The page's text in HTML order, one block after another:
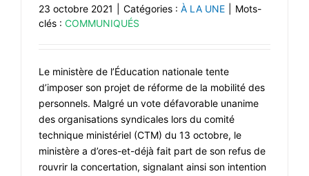
23 octobre 2021 Catégories : À LA UNE
Mots-
clés : COMMUNIQUÉS
Le ministère de l’Éducation nationale tente
d’imposer son projet de réforme de la mobilité des
personnels. Malgré un vote défavorable unanime
des organisations syndicales lors du comité
technique ministériel (CTM) du 13 octobre, le
ministère a d’ores-et-déjà fait part de son refus de
rouvrir la concertation, signalant ainsi son intention